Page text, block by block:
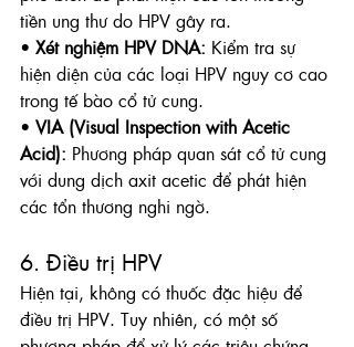
tiền ung thư do HPV gây ra.
• Xét nghiệm HPV DNA: Kiểm tra sự
hiện diện của các loại HPV nguy cơ cao
trong tế bào cổ tử cung.
• VIA (Visual Inspection with Acetic
Acid): Phương pháp quan sát cổ tử cung
với dung dịch axit acetic để phát hiện
các tổn thương nghi ngờ.
6. Điều trị HPV
Hiện tại, không có thuốc đặc hiệu để
điều trị HPV. Tuy nhiên, có một số